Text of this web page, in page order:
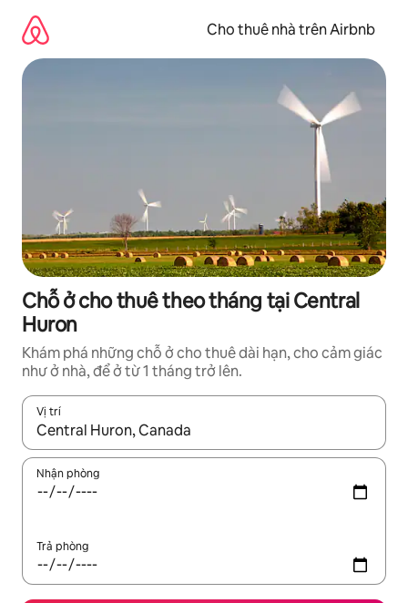
dung
Cho thuê nhà trên Airbnb
Chỗ ở cho thuê theo tháng tại Central
Huron
Khám phá những chỗ ở cho thuê dài hạn, cho cảm giác
như ở nhà, để ở từ 1 tháng trở lên.
Vị trí
Khi có kết quả, hãy điều hướng bằng phím mũi tên lên và
Nhận phòng
Trả phòng